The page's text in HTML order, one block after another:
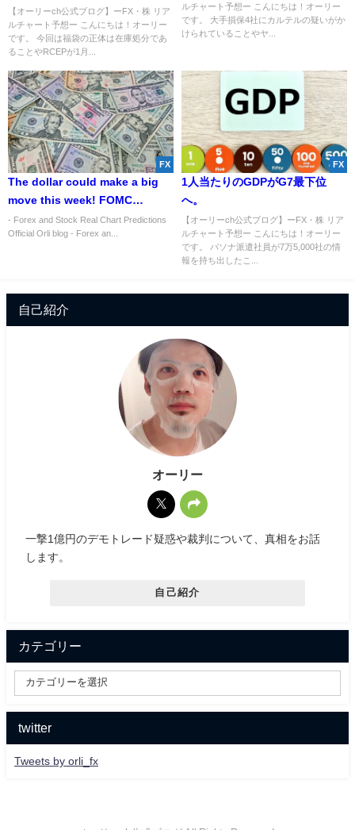
【オーリーch公式ブログ】ーFX・株 リア
ルチャート予想ー こんにちは！オーリー
です。 今回は福袋の正体は在庫処分であ
ることやRCEPが1月...
ルチャート予想ー こんにちは！オーリー
です。 大手損保4社にカルテルの疑いがか
けられていることやヤ...
FX
The dollar could make a big
move this week! FOMC
Monetary Policy
Announcement Explained!
- Forex and Stock Real Chart Predictions
Official Orli blog - Forex an...
FX
1人当たりのGDPがG7最下位
へ。
【オーリーch公式ブログ】ーFX・株 リア
ルチャート予想ー こんにちは！オーリー
です。 パソナ派遣社員が7万5,000社の情
報を持ち出したこ...
自己紹介
オーリー
一撃1億円のデモトレード疑惑や裁判について、真相をお話
します。
自己紹介
カテゴリー
twitter
Tweets by orli_fx